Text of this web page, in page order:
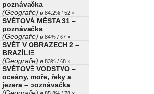
poznávačka
(Geografie) ø 84.2% / 52 ×
SVĚTOVÁ MĚSTA 31 –
poznávačka
(Geografie) ø 84% / 67 ×
SVĚT V OBRAZECH 2 –
BRAZÍLIE
(Geografie) ø 83% / 68 ×
SVĚTOVÉ VODSTVO –
oceány, moře, řeky a
jezera – poznávačka